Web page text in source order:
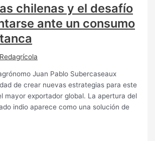
chilenas y el desafío
ante un consumo
Redagrícola
Juan Pablo Subercaseaux
de crear nuevas estrategias para este
mayor exportador global. La apertura del
indio aparece como una solución de